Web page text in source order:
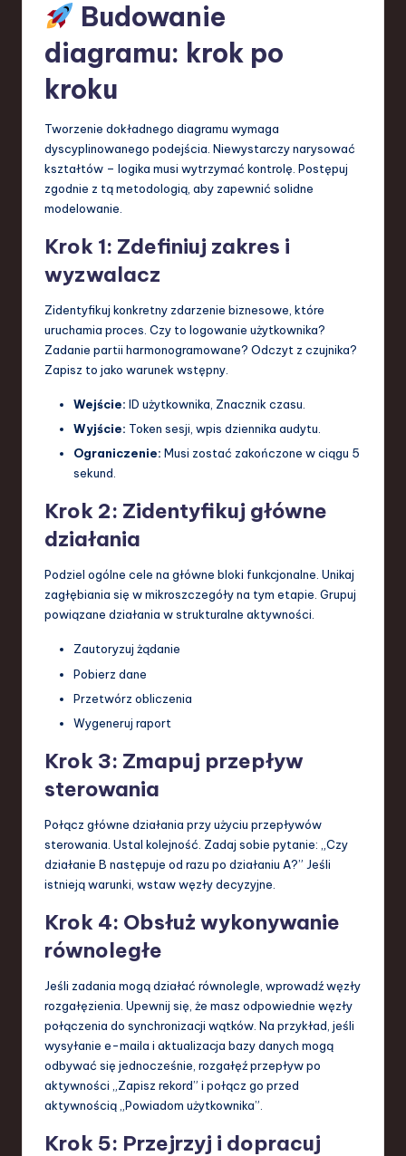
Budowanie
diagramu: krok po
kroku
Tworzenie dokładnego diagramu wymaga
dyscyplinowanego podejścia. Niewystarczy narysować
kształtów – logika musi wytrzymać kontrolę. Postępuj
zgodnie z tą metodologią, aby zapewnić solidne
modelowanie.
Krok 1: Zdefiniuj zakres i
wyzwalacz
Zidentyfikuj konkretny zdarzenie biznesowe, które
uruchamia proces. Czy to logowanie użytkownika?
Zadanie partii harmonogramowane? Odczyt z czujnika?
Zapisz to jako warunek wstępny.
Wejście: ID użytkownika, Znacznik czasu.
Wyjście: Token sesji, wpis dziennika audytu.
Ograniczenie: Musi zostać zakończone w ciągu 5
sekund.
Krok 2: Zidentyfikuj główne
działania
Podziel ogólne cele na główne bloki funkcjonalne. Unikaj
zagłębiania się w mikroszczegóły na tym etapie. Grupuj
powiązane działania w strukturalne aktywności.
Zautoryzuj żądanie
Pobierz dane
Przetwórz obliczenia
Wygeneruj raport
Krok 3: Zmapuj przepływ
sterowania
Połącz główne działania przy użyciu przepływów
sterowania. Ustal kolejność. Zadaj sobie pytanie: „Czy
działanie B następuje od razu po działaniu A?” Jeśli
istnieją warunki, wstaw węzły decyzyjne.
Krok 4: Obsłuż wykonywanie
równoległe
Jeśli zadania mogą działać równolegle, wprowadź węzły
rozgałęzienia. Upewnij się, że masz odpowiednie węzły
połączenia do synchronizacji wątków. Na przykład, jeśli
wysyłanie e-maila i aktualizacja bazy danych mogą
odbywać się jednocześnie, rozgałęź przepływ po
aktywności „Zapisz rekord” i połącz go przed
aktywnością „Powiadom użytkownika”.
Krok 5: Przejrzyj i dopracuj